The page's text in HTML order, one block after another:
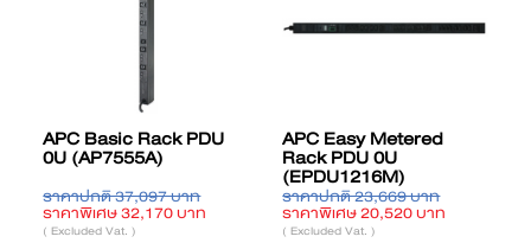
APC Basic Rack PDU
0U (AP7555A)
ราคาปกติ 37,097 บาท
ราคาพิเศษ 32,170 บาท
( Excluded Vat. )
APC Easy Metered
Rack PDU 0U
(EPDU1216M)
ราคาปกติ 23,669 บาท
ราคาพิเศษ 20,520 บาท
( Excluded Vat. )